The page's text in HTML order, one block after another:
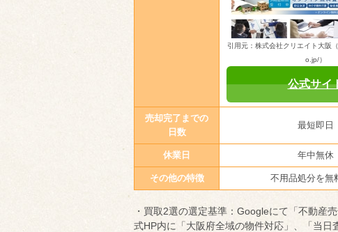
引用元：株式会社クリエイト大阪
o.jp/）
公式サイ
売却完了までの
日数
最短即日
休業日 年中無休
その他の特徴 不用品処分を無
・買取2選の選定基準：Googleにて「不動
式HP内に「大阪府全域の物件対応」、「当